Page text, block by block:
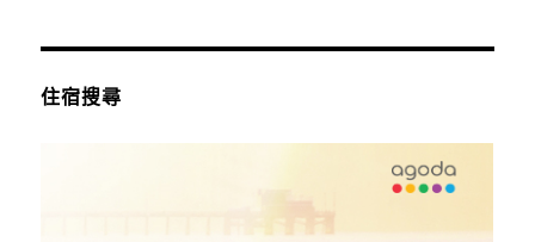
住宿搜尋